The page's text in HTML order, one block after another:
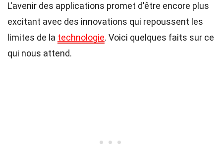
L'avenir des applications promet d'être encore plus
excitant avec des innovations qui repoussent les
limites de la technologie. Voici quelques faits sur ce
qui nous attend.